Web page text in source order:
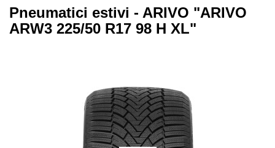
Pneumatici estivi - ARIVO "ARIVO
ARW3 225/50 R17 98 H XL"